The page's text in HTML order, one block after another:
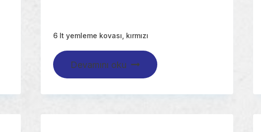
6 lt yemleme kovası, kırmızı
Devamını oku